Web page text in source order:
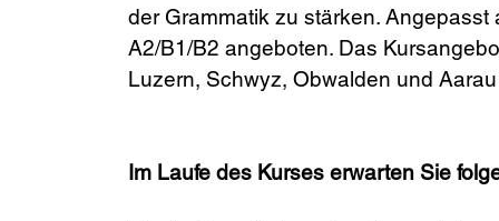
der Grammatik zu stärken.
A2/B1/B2 angeboten. Das
Luzern, Schwyz, Obwalden und
Im Laufe des Kurses erwarten Sie